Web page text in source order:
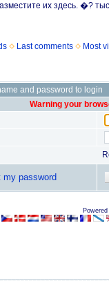
их здесь. �?
Last comments
Most
and password to login
Warning your
my password